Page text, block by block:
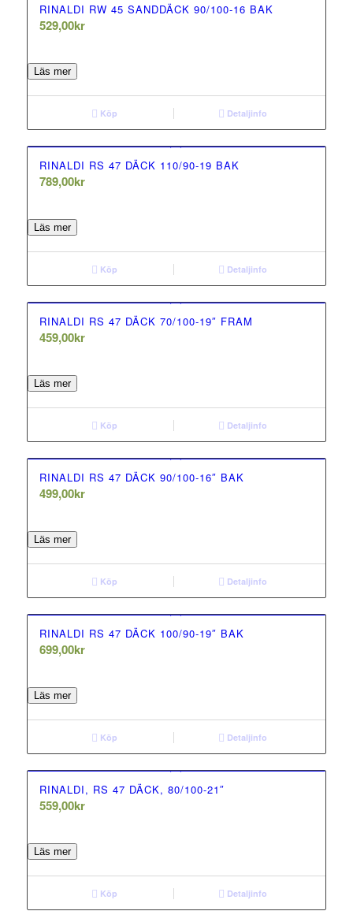
RINALDI RW 45 SANDDÄCK 90/100-16 BAK
529,00kr
Läs mer
Köp Detaljinfo
RINALDI RS 47 DÄCK 110/90-19 BAK
789,00kr
Läs mer
Köp Detaljinfo
RINALDI RS 47 DÄCK 70/100-19″ FRAM
459,00kr
Läs mer
Köp Detaljinfo
RINALDI RS 47 DÄCK 90/100-16″ BAK
499,00kr
Läs mer
Köp Detaljinfo
RINALDI RS 47 DÄCK 100/90-19″ BAK
699,00kr
Läs mer
Köp Detaljinfo
RINALDI, RS 47 DÄCK, 80/100-21″
559,00kr
Läs mer
Köp Detaljinfo